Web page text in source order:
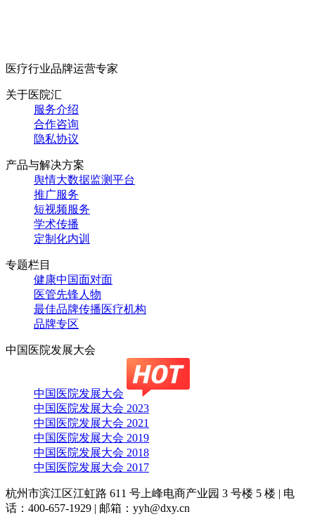
医疗行业品牌运营专家
关于医院汇
服务介绍
合作咨询
隐私协议
产品与解决方案
舆情大数据监测平台
推广服务
短视频服务
学术传播
定制化内训
专题栏目
健康中国面对面
医管先锋人物
最佳品牌传播医疗机构
品牌专区
中国医院发展大会
中国医院发展大会
中国医院发展大会 2023
中国医院发展大会 2021
中国医院发展大会 2019
中国医院发展大会 2018
中国医院发展大会 2017
杭州市滨江区江虹路 611 号上峰电商产业园 3 号楼 5 楼 | 电
话：400-657-1929 | 邮箱：yyh@dxy.cn